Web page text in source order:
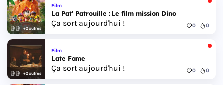
+2 autres
Film
La Pat’ Patrouille : Le film mission Dino
Ça sort aujourd'hui ! 0 0
+2 autres
Film
Late Fame
Ça sort aujourd'hui ! 0 0